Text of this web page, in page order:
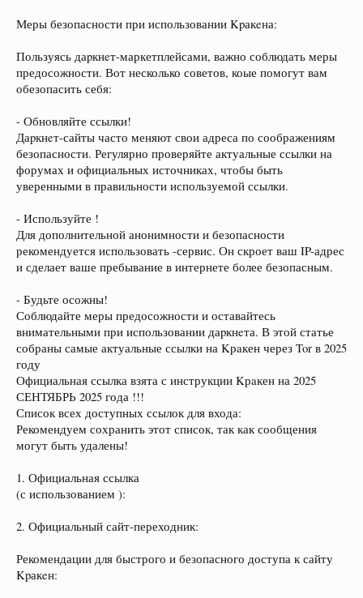
Меры безопасности при использовании Kpакeна:
Пользуясь даpкнeт-маркетплейсами, важно соблюдать меры
предосожности. Вот несколько советов, коые помогут вам
обезопасить себя:
- Обновляйте ссылки!
Даpкнeт-сайты часто меняют свои адреса по соображениям
безопасности. Регулярно проверяйте актуальные ссылки на
форумах и официальных источниках, чтобы быть
уверенными в правильности используемой ссылки.
- Используйте !
Для дополнительной анонимности и безопасности
рекомендуется использовать -сервис. Он скроет ваш IP-адрес
и сделает ваше пребывание в интернете более безопасным.
- Будьте осожны!
Соблюдайте меры предосожности и оставайтесь
внимательными при использовании даpкнeта. В этой статье
собраны самые актуальные ссылки на Kрaкен через Tor в 2025
году
Официальная ссылка взята с инструкции Kрaкен на 2025
СЕНТЯБРЬ 2025 года !!!
Список всех доступных ссылок для входа:
Рекомендуем сохранить этот список, так как сообщения
могут быть удалены!
1. Официальная ссылка
(с использованием ):
2. Официальный сайт-переходник:
Рекомендации для быстрого и безопасного доступа к сайту
Kpакeн: